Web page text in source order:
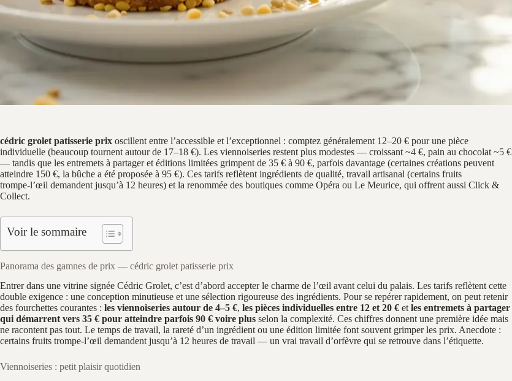
cédric grolet patisserie prix oscillent entre l’accessible et l’exceptionnel : comptez généralement 12–20 € pour une pièce
individuelle (beaucoup tournent autour de 17–18 €). Les viennoiseries restent plus modestes — croissant ~4 €, pain au chocolat ~5 €
— tandis que les entremets à partager et éditions limitées grimpent de 35 € à 90 €, parfois davantage (certaines créations peuvent
atteindre 150 €, la bûche a été proposée à 95 €). Ces tarifs reflètent ingrédients de qualité, travail artisanal (certains fruits
trompe‑l’œil demandent jusqu’à 12 heures) et la renommée des boutiques comme Opéra ou Le Meurice, qui offrent aussi Click &
Collect.
Voir le sommaire
Panorama des gamnes de prix — cédric grolet patisserie prix
Entrer dans une vitrine signée Cédric Grolet, c’est d’abord accepter le charme de l’œil avant celui du palais. Les tarifs reflètent cette
double exigence : une conception minutieuse et une sélection rigoureuse des ingrédients. Pour se repérer rapidement, on peut retenir
des fourchettes courantes : les viennoiseries autour de 4–5 €, les pièces individuelles entre 12 et 20 € etles entremets à partager
qui démarrent vers 35 € pour atteindre parfois 90 € voire plus selon la complexité. Ces chiffres donnent une première idée mais
ne racontent pas tout. Le temps de travail, la rareté d’un ingrédient ou une édition limitée font souvent grimper les prix. Anecdote :
certains fruits trompe‑l’œil demandent jusqu’à 12 heures de travail — un vrai travail d’orfèvre qui se retrouve dans l’étiquette.
Viennoiseries : petit plaisir quotidien